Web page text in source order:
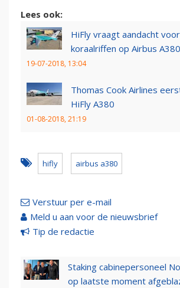
Lees ook:
HiFly vraagt aandacht
koraalriffen op Airbus A380
19-07-2018, 13:04
Thomas Cook Airlines
HiFly A380
01-08-2018, 21:19
hifly airbus a380
Verstuur per e-mail
Meld u aan voor de nieuwsbrief
Tip de redactie
Staking cabinepersoneel
op laatste moment